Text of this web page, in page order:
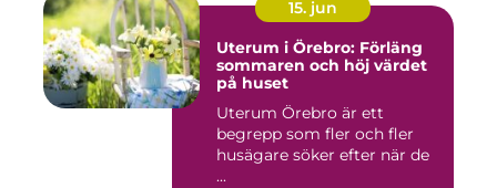
15. jun
Uterum i Örebro: Förläng
sommaren och höj värdet
på huset
Uterum Örebro är ett
begrepp som fler och fler
husägare söker efter när de
...